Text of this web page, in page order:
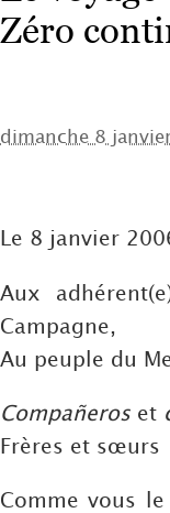
Zéro
dimanche 8
Le 8 janvier
Aux
Campagne,
Au peuple du
Compañeros et
Frères et sœurs
Comme vous